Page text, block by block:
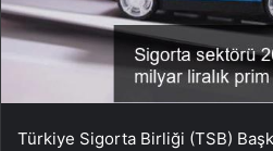
Türkiye Sigorta Birliği (TSB)